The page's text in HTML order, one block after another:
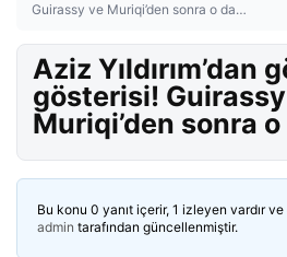
Guirassy ve Muriqi’den sonra o da…
Aziz Yıldırım’dan
gösterisi!
Muriqi’den sonra
Bu konu 0 yanıt içerir, 1 izleyen vardır ve
admin tarafından güncellenmiştir.